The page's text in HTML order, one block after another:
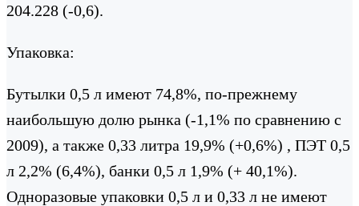
204.228 (-0,6).
Упаковка:
Бутылки 0,5 л имеют 74,8%, по-прежнему
наибольшую долю рынка (-1,1% по сравнению с
2009), а также 0,33 литра 19,9% (+0,6%) , ПЭТ 0,5
л 2,2% (6,4%), банки 0,5 л 1,9% (+ 40,1%).
Одноразовые упаковки 0,5 л и 0,33 л не имеют